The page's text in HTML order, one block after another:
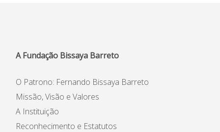
A Fundação Bissaya Barreto
O Patrono: Fernando Bissaya Barreto
Missão, Visão e Valores
A Instituição
Reconhecimento e Estatutos